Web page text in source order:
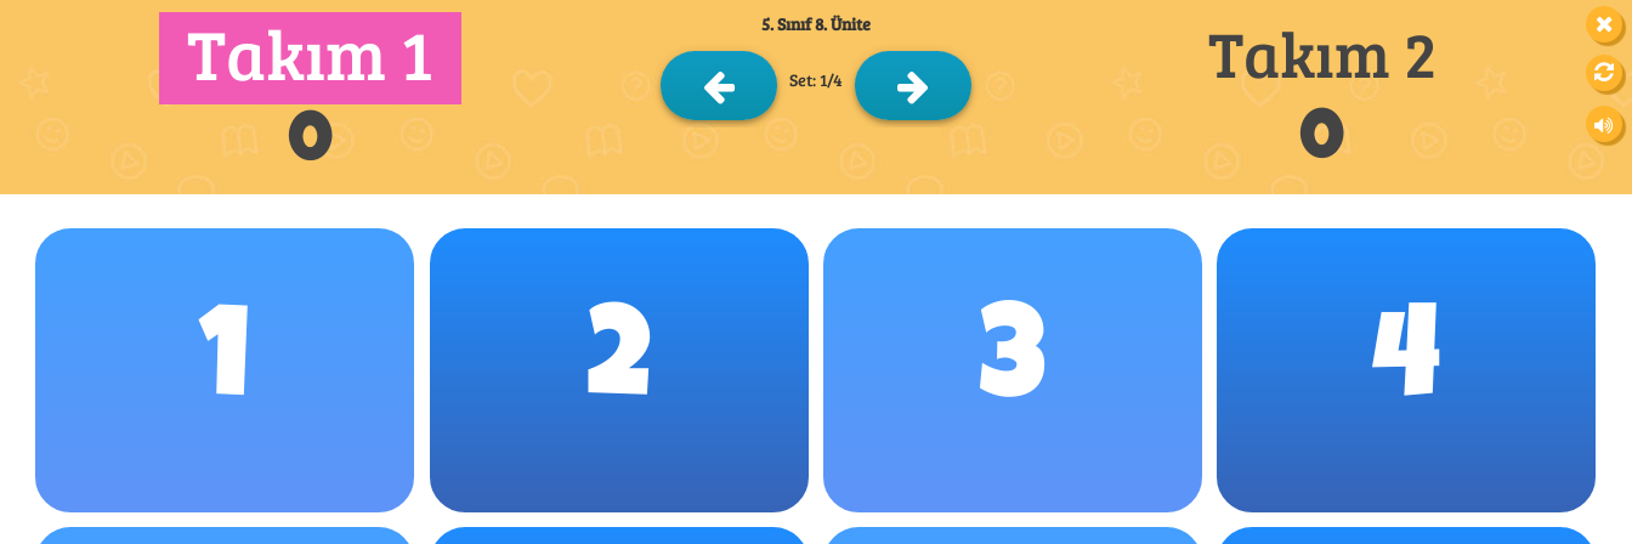
Takım 1
0
5. Sınıf 8. Ünite
Set: 1/4 Takım 2
0
1 2 3 4